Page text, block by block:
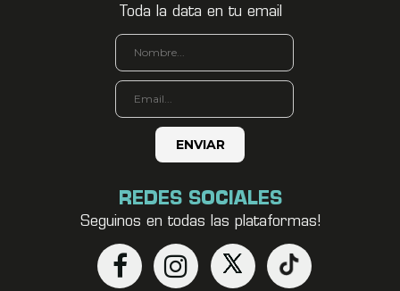
Toda la data en tu email
REDES SOCIALES
Seguinos en todas las plataformas!